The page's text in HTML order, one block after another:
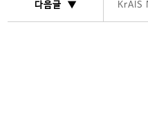
다음글 ▼ KrAIS